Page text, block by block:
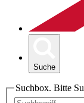
Suche
Suchbox. Bitte